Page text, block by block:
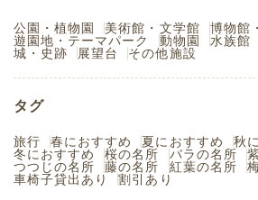
公園・植物園 美術館・文学館
博物館
遊園地・テーマパーク
動物園 水族館
城・史跡
展望台 その他施設
タグ
旅行 春におすすめ 夏におすすめ
秋
冬におすすめ
桜の名所 バラの名所
つつじの名所
藤の名所 紅葉の名所
車椅子貸出あり
割引あり